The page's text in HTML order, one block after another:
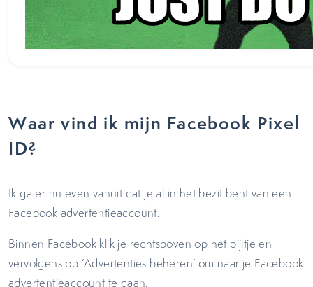
Waar vind ik mijn Facebook Pixel
ID?
Ik ga er nu even vanuit dat je al in het bezit bent van een
Facebook advertentieaccount.
Binnen Facebook klik je rechtsboven op het pijltje en
vervolgens op ‘Advertenties beheren’ om naar je Facebook
advertentieaccount te gaan.